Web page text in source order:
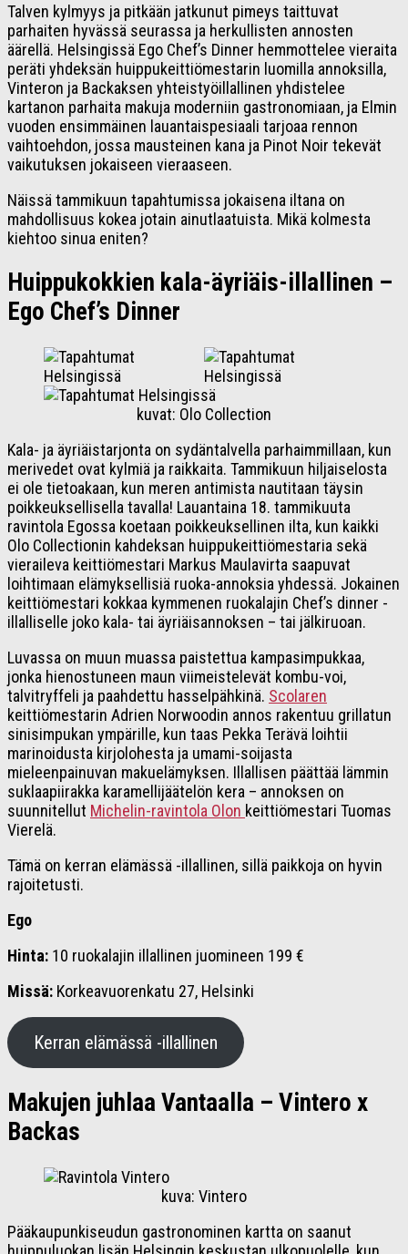
Talven kylmyys ja pitkään jatkunut pimeys taittuvat
parhaiten hyvässä seurassa ja herkullisten annosten
äärellä. Helsingissä Ego Chef’s Dinner hemmottelee vieraita
peräti yhdeksän huippukeittiömestarin luomilla annoksilla,
Vinteron ja Backaksen yhteistyöillallinen yhdistelee
kartanon parhaita makuja moderniin gastronomiaan, ja Elmin
vuoden ensimmäinen lauantaispesiaali tarjoaa rennon
vaihtoehdon, jossa mausteinen kana ja Pinot Noir tekevät
vaikutuksen jokaiseen vieraaseen.
Näissä tammikuun tapahtumissa jokaisena iltana on
mahdollisuus kokea jotain ainutlaatuista. Mikä kolmesta
kiehtoo sinua eniten?
Huippukokkien kala-äyriäis-illallinen –
Ego Chef’s Dinner
kuvat: Olo Collection
Kala- ja äyriäistarjonta on sydäntalvella parhaimmillaan, kun
merivedet ovat kylmiä ja raikkaita. Tammikuun hiljaiselosta
ei ole tietoakaan, kun meren antimista nautitaan täysin
poikkeuksellisella tavalla! Lauantaina 18. tammikuuta
ravintola Egossa koetaan poikkeuksellinen ilta, kun kaikki
Olo Collectionin kahdeksan huippukeittiömestaria sekä
vieraileva keittiömestari Markus Maulavirta saapuvat
loihtimaan elämyksellisiä ruoka-annoksia yhdessä. Jokainen
keittiömestari kokkaa kymmenen ruokalajin Chef’s dinner -
illalliselle joko kala- tai äyriäisannoksen – tai jälkiruoan.
Luvassa on muun muassa paistettua kampasimpukkaa,
jonka hienostuneen maun viimeistelevät kombu-voi,
talvitryffeli ja paahdettu hasselpähkinä. Scolaren
keittiömestarin Adrien Norwoodin annos rakentuu grillatun
sinisimpukan ympärille, kun taas Pekka Terävä loihtii
marinoidusta kirjolohesta ja umami-soijasta
mieleenpainuvan makuelämyksen. Illallisen päättää lämmin
suklaapiirakka karamellijäätelön kera – annoksen on
suunnitellut Michelin-ravintola Olon keittiömestari Tuomas
Vierelä.
Tämä on kerran elämässä -illallinen, sillä paikkoja on hyvin
rajoitetusti.
Ego
Hinta: 10 ruokalajin illallinen juomineen 199 €
Missä: Korkeavuorenkatu 27, Helsinki
Kerran elämässä -illallinen
Makujen juhlaa Vantaalla – Vintero x
Backas
kuva: Vintero
Pääkaupunkiseudun gastronominen kartta on saanut